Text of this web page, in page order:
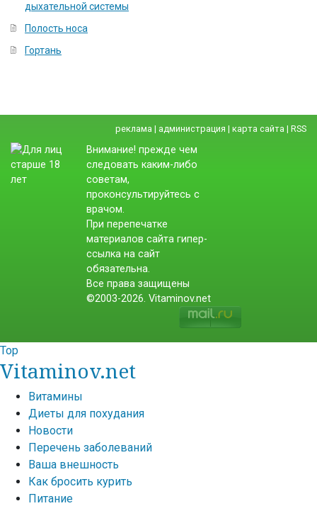
дыхательной системы
Полость носа
Гортань
реклама | администрация | карта сайта | RSS
Внимание! прежде чем
следовать каким-либо
советам,
проконсультируйтесь с
врачом.
При перепечатке
материалов сайта гипер-
ссылка на сайт
обязательна.
Все права защищены
©2003-2026. Vitaminov.net
Top
Vitaminov.net
Витамины
Диеты для похудания
Новости
Перечень заболеваний
Ваша внешность
Как бросить курить
Питание